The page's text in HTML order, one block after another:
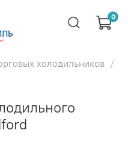
0
холодильников